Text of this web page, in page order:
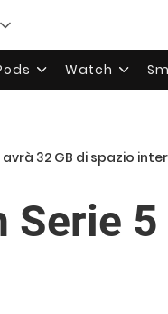
Watch
32 GB di spazio
Serie